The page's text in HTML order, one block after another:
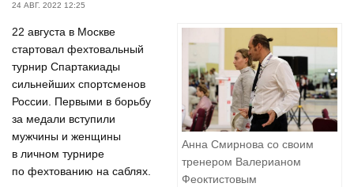
24 АВГ. 2022 12:25
Анна Смирнова со своим
тренером Валерианом
Феоктистовым
22 августа в Москве
стартовал фехтовальный
турнир Спартакиады
сильнейших спортсменов
России. Первыми в борьбу
за медали вступили
мужчины и женщины
в личном турнире
по фехтованию на саблях.